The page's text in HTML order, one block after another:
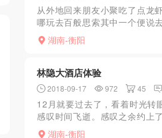
从外地回来朋友小聚吃了点龙
哪玩去百般思索其中一个便说
去看看朋友所说的地方如何。
都在那里一起玩过，经理都认
湖南-衡阳
林隐大酒店体验
2018-09-17 972 45
12月就要过去了，看着时光转
感叹时间飞逝。感叹之余约上
去外面洗个桑拿来告别2015。
湖南-衡阳